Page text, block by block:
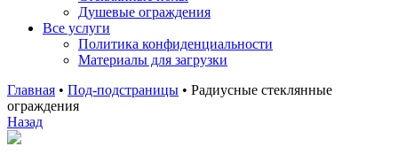
Душевые ограждения
Все услуги
Политика конфиденциальности
Материалы для загрузки
Главная • Под-подстраницы • Радиусные стеклянные
ограждения
Назад